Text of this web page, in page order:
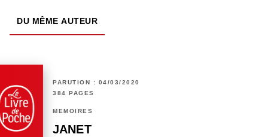
DU MÊME AUTEUR
PARUTION : 04/03/2020
384 PAGES
MÉMOIRES
JANET